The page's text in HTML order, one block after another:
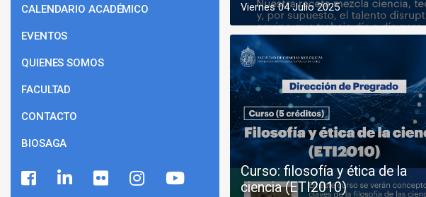
Viernes 04 Julio 2025
Curso: filosofía y ética de la
ciencia (ETI2010)
CALENDARIO ACADÉMICO
EVENTOS
QUIENES SOMOS
FACULTAD
CONTACTO
BIOSAGA